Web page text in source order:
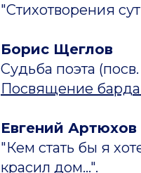
"Стихотворения
Борис Щеглов
Судьба поэта
Посвящение
Евгений Артюхов
"Кем стать бы я
красил дом...".